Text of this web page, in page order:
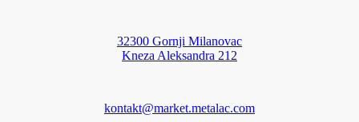
32300 Gornji Milanovac
Kneza Aleksandra 212
kontakt@market.metalac.com